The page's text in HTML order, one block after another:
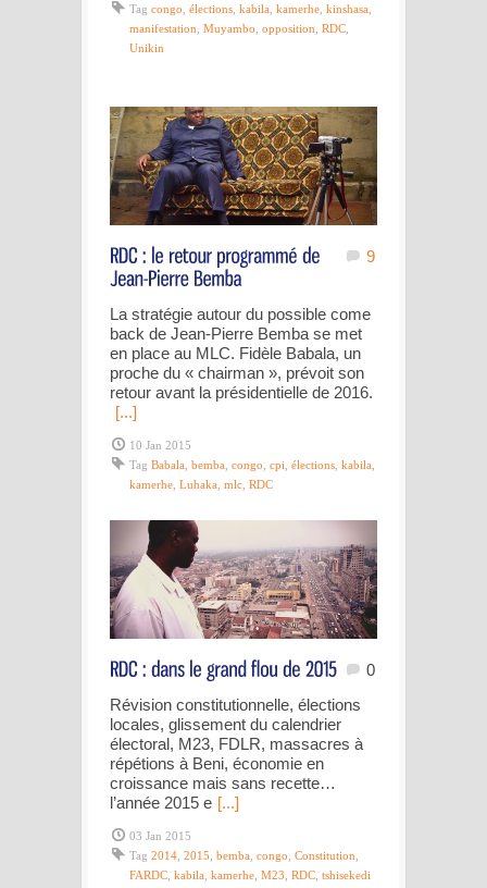
Tag congo élections kabila kamerhe kinshasa
manifestation Muyambo opposition RDC
Unikin
9
La stratégie autour du possible come
back de Jean-Pierre Bemba se met
en place au MLC. Fidèle Babala, un
proche du « chairman », prévoit son
retour avant la présidentielle de 2016.
[...]
10 Jan 2015
Tag Babala bemba congo cpi élections kabila
kamerhe Luhaka mlc RDC
0
Révision constitutionnelle, élections
locales, glissement du calendrier
électoral, M23, FDLR, massacres à
répétions à Beni, économie en
croissance mais sans recette…
l’année 2015 e [...]
03 Jan 2015
Tag 2014 2015 bemba congo Constitution
FARDC kabila kamerhe M23 RDC tshisekedi